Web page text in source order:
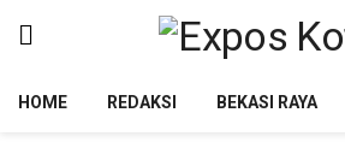
HOME REDAKSI BEKASI RAYA